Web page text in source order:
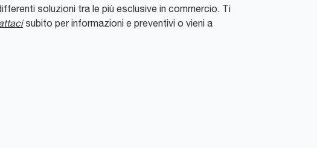
soluzioni tra le più esclusive in commercio. Ti
subito per informazioni e preventivi o vieni a